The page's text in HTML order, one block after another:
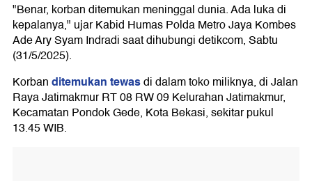
"Benar, korban ditemukan meninggal dunia. Ada luka di
kepalanya," ujar Kabid Humas Polda Metro Jaya Kombes
Ade Ary Syam Indradi saat dihubungi detikcom, Sabtu
(31/5/2025).
Korbanditemukan tewasdi dalam toko miliknya, di Jalan
Raya Jatimakmur RT 08 RW 09 Kelurahan Jatimakmur,
Kecamatan Pondok Gede, Kota Bekasi, sekitar pukul
13.45 WIB.